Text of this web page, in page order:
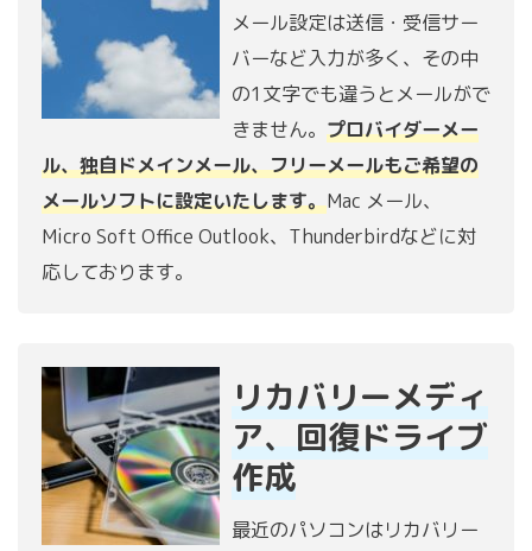
メール設定は送信・受信サー
バーなど入力が多く、その中
の1文字でも違うとメールがで
きません。 プロバイダーメー
ル、独自ドメインメール、フリーメールもご希望の
メールソフトに設定いたします。Mac メール、
Micro Soft Office Outlook、Thunderbirdなどに対
応しております。
リカバリーメディ
ア、回復ドライブ
作成
最近のパソコンはリカバリー